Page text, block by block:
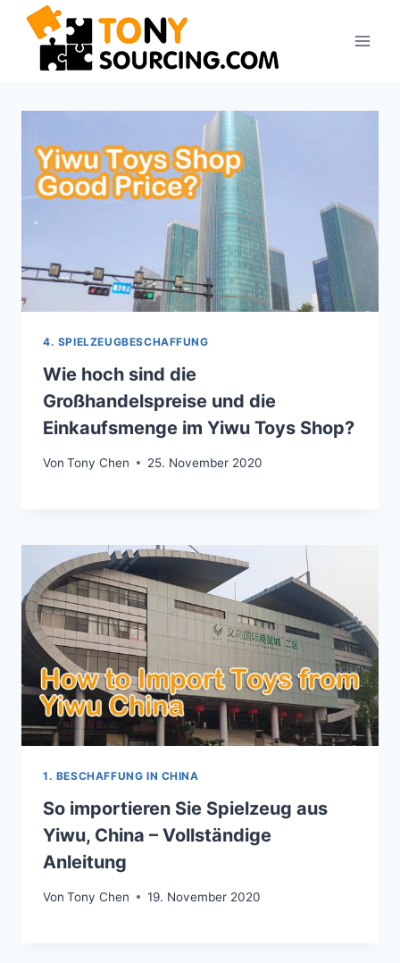
Zum
Inhalt
springen
4. SPIELZEUGBESCHAFFUNG
Wie hoch sind die
Großhandelspreise und die
Einkaufsmenge im Yiwu Toys Shop?
Von Tony Chen 25. November 2020
1. BESCHAFFUNG IN CHINA
So importieren Sie Spielzeug aus
Yiwu, China – Vollständige
Anleitung
Von Tony Chen 19. November 2020